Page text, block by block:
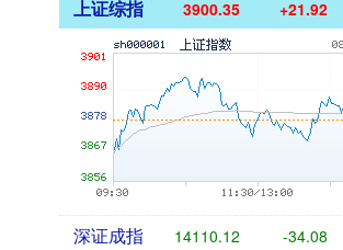
上证综指 3900.35 +21.92
深证成指 14110.12 -34.08